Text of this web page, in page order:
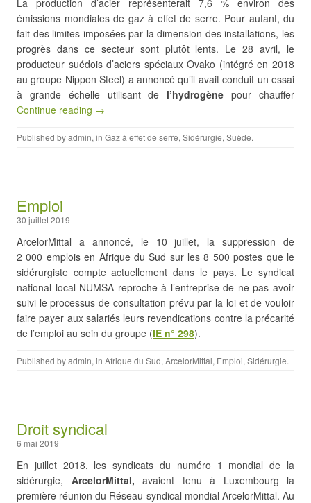
La production d’acier représenterait 7,6 % environ des
émissions mondiales de gaz à effet de serre. Pour autant, du
fait des limites imposées par la dimension des installations, les
progrès dans ce secteur sont plutôt lents. Le 28 avril, le
producteur suédois d’aciers spéciaux Ovako (intégré en 2018
au groupe Nippon Steel) a annoncé qu’il avait conduit un essai
à grande échelle utilisant de l’hydrogène pour chauffer
Continue reading →
Published byadmin, in Gaz à effet de serre, Sidérurgie, Suède.
Emploi
30 juillet 2019
ArcelorMittal a annoncé, le 10 juillet, la suppression de
2 000 emplois en Afrique du Sud sur les 8 500 postes que le
sidérurgiste compte actuellement dans le pays. Le syndicat
national local NUMSA reproche à l’entreprise de ne pas avoir
suivi le processus de consultation prévu par la loi et de vouloir
faire payer aux salariés leurs revendications contre la précarité
de l’emploi au sein du groupe (IE n° 298).
Published byadmin, in Afrique du Sud, ArcelorMittal, Emploi, Sidérurgie.
Droit syndical
6 mai 2019
En juillet 2018, les syndicats du numéro 1 mondial de la
sidérurgie, ArcelorMittal, avaient tenu à Luxembourg la
première réunion du Réseau syndical mondial ArcelorMittal. Au